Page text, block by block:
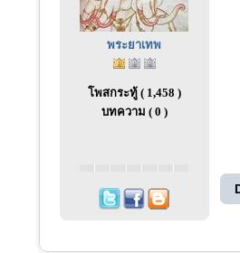
พระยาเทพ
โพสกระทู้ ( 1,458 )
บทความ ( 0 )